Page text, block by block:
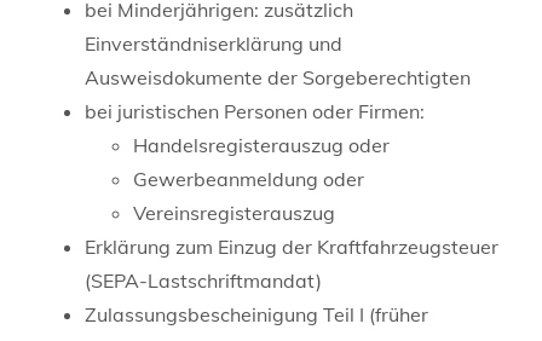
bei Minderjährigen: zusätzlich
Einverständniserklärung und
Ausweisdokumente der Sorgeberechtigten
bei juristischen Personen oder Firmen:
Handelsregisterauszug oder
Gewerbeanmeldung oder
Vereinsregisterauszug
Erklärung zum Einzug der Kraftfahrzeugsteuer
(SEPA-Lastschriftmandat)
Zulassungsbescheinigung Teil I (früher